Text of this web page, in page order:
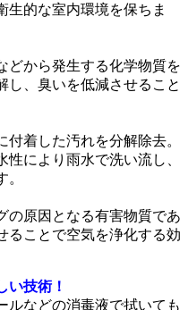
生的な室内環境を保ちま
どから発生する化学物質を
し、臭いを低減させること
着した汚れを分解除去。
により雨水で洗い流し、
の原因となる有害物質であ
ることで空気を浄化する効
い技術！
ルなどの消毒液で拭いても